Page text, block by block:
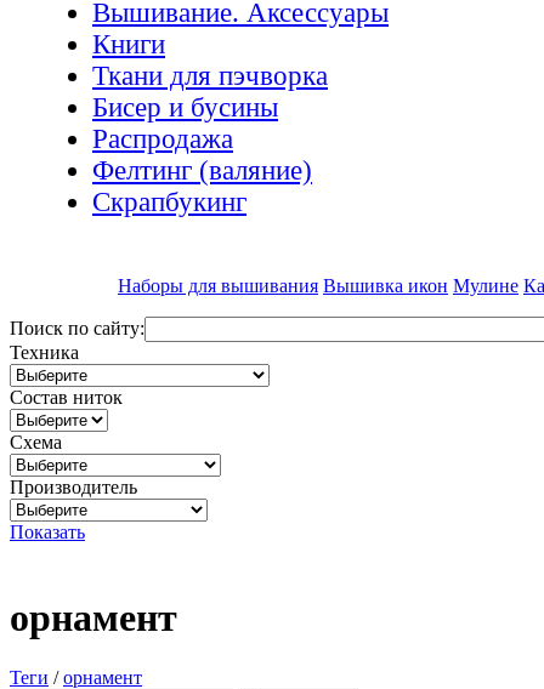
Вышивание. Аксессуары
Книги
Ткани для пэчворка
Бисер и бусины
Распродажа
Фелтинг (валяние)
Скрапбукинг
Наборы для вышивания Вышивка икон Мулине
Поиск по сайту:
Техника
Состав ниток
Схема
Производитель
Показать
орнамент
Теги /орнамент